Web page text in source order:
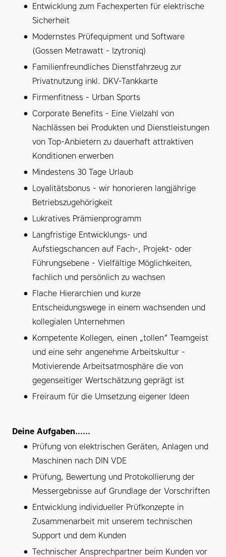
Entwicklung zum Fachexperten für elektrische
Sicherheit
Modernstes Prüfequipment und Software
(Gossen Metrawatt - Izytroniq)
Familienfreundliches Dienstfahrzeug zur
Privatnutzung inkl. DKV-Tankkarte
Firmenfitness - Urban Sports
Corporate Benefits - Eine Vielzahl von
Nachlässen bei Produkten und Dienstleistungen
von Top-Anbietern zu dauerhaft attraktiven
Konditionen erwerben
Mindestens 30 Tage Urlaub
Loyalitätsbonus - wir honorieren langjährige
Betriebszugehörigkeit
Lukratives Prämienprogramm
Langfristige Entwicklungs- und
Aufstiegschancen auf Fach-, Projekt- oder
Führungsebene - Vielfältige Möglichkeiten,
fachlich und persönlich zu wachsen
Flache Hierarchien und kurze
Entscheidungswege in einem wachsenden und
kollegialen Unternehmen
Kompetente Kollegen, einen „tollen“ Teamgeist
und eine sehr angenehme Arbeitskultur -
Motivierende Arbeitsatmosphäre die von
gegenseitiger Wertschätzung geprägt ist
Freiraum für die Umsetzung eigener Ideen
Deine Aufgaben......
Prüfung von elektrischen Geräten, Anlagen und
Maschinen nach DIN VDE
Prüfung, Bewertung und Protokollierung der
Messergebnisse auf Grundlage der Vorschriften
Entwicklung individueller Prüfkonzepte in
Zusammenarbeit mit unserem technischen
Support und dem Kunden
Technischer Ansprechpartner beim Kunden vor